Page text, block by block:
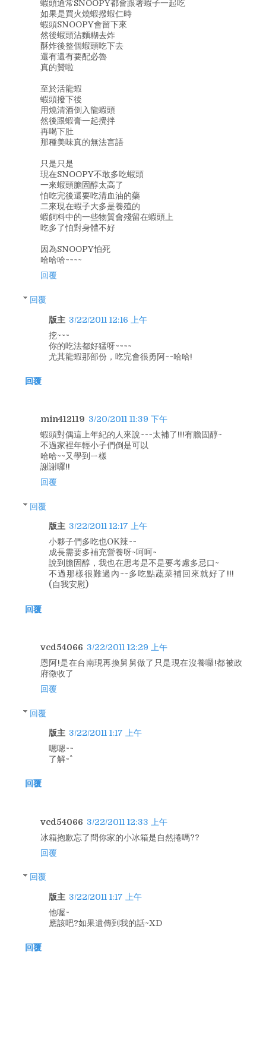
蝦頭通常SNOOPY都會跟著蝦子一起吃
如果是買火燒蝦撥蝦仁時
蝦頭SNOOPY會留下來
然後蝦頭沾麵糊去炸
酥炸後整個蝦頭吃下去
還有還有要配必魯
真的贊啦
至於活龍蝦
蝦頭撥下後
用燒清酒倒入龍蝦頭
然後跟蝦膏一起攪拌
再喝下肚
那種美味真的無法言語
只是只是
現在SNOOPY不敢多吃蝦頭
一來蝦頭膽固醇太高了
怕吃完後還要吃清血油的藥
二來現在蝦子大多是養殖的
蝦飼料中的一些物質會殘留在蝦頭上
吃多了怕對身體不好
因為SNOOPY怕死
哈哈哈~~~~
回覆
回覆
版主 3/22/2011 12:16 上午
挖~~~
你的吃法都好猛呀~~~~
尤其龍蝦那部份，吃完會很勇阿~~哈哈!
回覆
min412119 3/20/2011 11:39 下午
蝦頭對偶這上年紀的人來說~~~太補了!!!有膽固醇~
不過家裡年輕小子們倒是可以
哈哈~~又學到ㄧ樣
謝謝囉!!
回覆
回覆
版主 3/22/2011 12:17 上午
小夥子們多吃也OK辣~~
成長需要多補充營養呀~呵呵~
說到膽固醇，我也在思考是不是要考慮多忌口~
不過那樣很難過內~~多吃點蔬菜補回來就好了!!!
(自我安慰)
回覆
vcd54066 3/22/2011 12:29 上午
恩阿!是在台南現再換舅舅做了只是現在沒養囉!都被政
府徵收了
回覆
回覆
版主 3/22/2011 1:17 上午
嗯嗯~~
了解~^^
回覆
vcd54066 3/22/2011 12:33 上午
冰箱抱歉忘了問你家的小冰箱是自然捲嗎??
回覆
回覆
版主 3/22/2011 1:17 上午
他喔~
應該吧?如果遺傳到我的話~XD
回覆